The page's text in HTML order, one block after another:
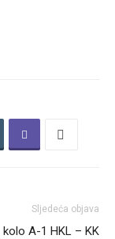
Sljedeća objava
kolo A-1 HKL – KK